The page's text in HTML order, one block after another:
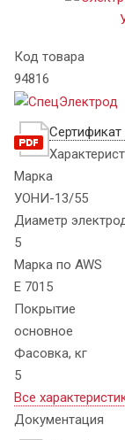
Код товара
94816
Сертификат
Марка
УОНИ-13/55
Диаметр
5
Марка по AWS
E 7015
Покрытие
основное
Фасовка, кг
5
Все
Документация